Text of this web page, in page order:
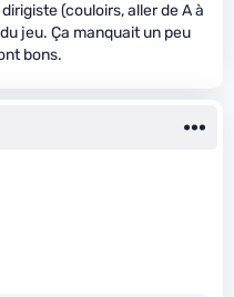
(couloirs, aller de A à
du jeu. Ça manquait un peu
bons.